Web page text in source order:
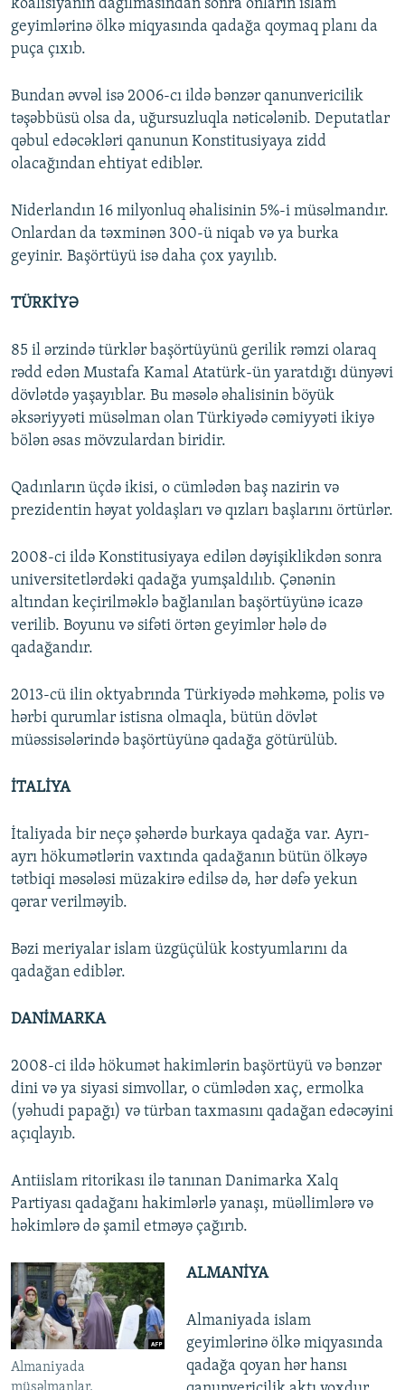
koalisiyanın dağılmasından sonra onların islam
geyimlərinə ölkə miqyasında qadağa qoymaq planı da
puça çıxıb.
Bundan əvvəl isə 2006-cı ildə bənzər qanunvericilik
təşəbbüsü olsa da, uğursuzluqla nəticələnib. Deputatlar
qəbul edəcəkləri qanunun Konstitusiyaya zidd
olacağından ehtiyat ediblər.
Niderlandın 16 milyonluq əhalisinin 5%-i müsəlmandır.
Onlardan da təxminən 300-ü niqab və ya burka
geyinir. Başörtüyü isə daha çox yayılıb.
TÜRKİYƏ
85 il ərzində türklər başörtüyünü gerilik rəmzi olaraq
rədd edən Mustafa Kamal Atatürk-ün yaratdığı dünyəvi
dövlətdə yaşayıblar. Bu məsələ əhalisinin böyük
əksəriyyəti müsəlman olan Türkiyədə cəmiyyəti ikiyə
bölən əsas mövzulardan biridir.
Qadınların üçdə ikisi, o cümlədən baş nazirin və
prezidentin həyat yoldaşları və qızları başlarını örtürlər.
2008-ci ildə Konstitusiyaya edilən dəyişiklikdən sonra
universitetlərdəki qadağa yumşaldılıb. Çənənin
altından keçirilməklə bağlanılan başörtüyünə icazə
verilib. Boyunu və sifəti örtən geyimlər hələ də
qadağandır.
2013-cü ilin oktyabrında Türkiyədə məhkəmə, polis və
hərbi qurumlar istisna olmaqla, bütün dövlət
müəssisələrində başörtüyünə qadağa götürülüb.
İTALİYA
İtaliyada bir neçə şəhərdə burkaya qadağa var. Ayrı-
ayrı hökumətlərin vaxtında qadağanın bütün ölkəyə
tətbiqi məsələsi müzakirə edilsə də, hər dəfə yekun
qərar verilməyib.
Bəzi meriyalar islam üzgüçülük kostyumlarını da
qadağan ediblər.
DANİMARKA
2008-ci ildə hökumət hakimlərin başörtüyü və bənzər
dini və ya siyasi simvollar, o cümlədən xaç, ermolka
(yəhudi papağı) və türban taxmasını qadağan edəcəyini
açıqlayıb.
Antiislam ritorikası ilə tanınan Danimarka Xalq
Partiyası qadağanı hakimlərlə yanaşı, müəllimlərə və
həkimlərə də şamil etməyə çağırıb.
Almaniyada
ALMANİYA
Almaniyada islam
geyimlərinə ölkə miqyasında
qadağa qoyan hər hansı